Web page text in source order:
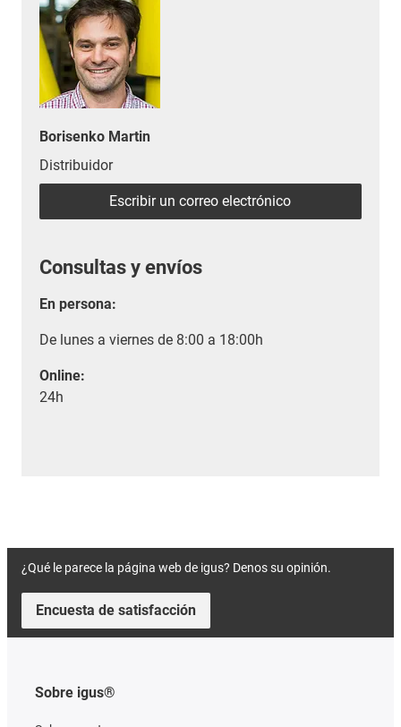
Borisenko Martin
Distribuidor
Escribir un correo electrónico
Consultas y envíos
En persona:
De lunes a viernes de 8:00 a 18:00h
Online:
24h
¿Qué le parece la página web de igus? Denos su opinión.
Encuesta de satisfacción
Sobre igus®